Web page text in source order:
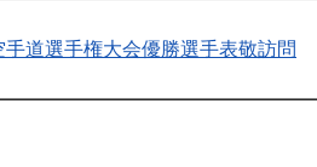
道選手権大会優勝選手表敬訪問